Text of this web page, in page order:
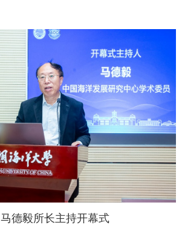
马德毅所长主持开幕式